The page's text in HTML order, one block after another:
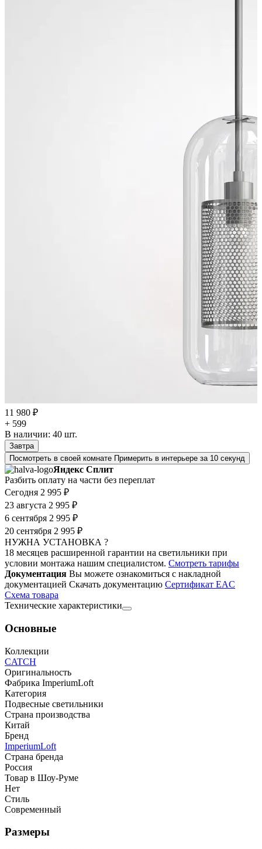
11 980 ₽
+ 599
В наличии: 40 шт.
Завтра
Посмотреть в своей комнате Примерить в интерьере за 10 секунд
Яндекс Сплит
Разбить оплату на части без переплат
Сегодня 2 995 ₽
23 августа 2 995 ₽
6 сентября 2 995 ₽
20 сентября 2 995 ₽
НУЖНА УСТАНОВКА ?
18 месяцев расширенной гарантии на светильники при
условии монтажа нашим специалистом. Смотреть тарифы
Документация Вы можете ознакомиться с накладной
документацией Скачать документацию Cертификат EAC
Cхема товара
Технические характеристики
Основные
Коллекции
CATCH
Оригинальность
Фабрика ImperiumLoft
Категория
Подвесные светильники
Страна производства
Китай
Бренд
ImperiumLoft
Страна бренда
Россия
Товар в Шоу-Руме
Нет
Стиль
Современный
Размеры